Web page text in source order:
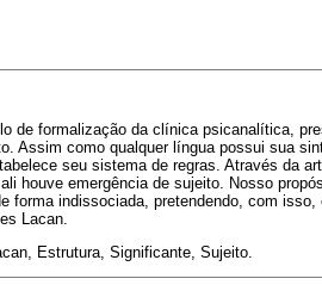
de formalização da clínica psicanalítica,
Assim como qualquer língua possui sua
seu sistema de regras. Através da
houve emergência de sujeito. Nosso
forma indissociada, pretendendo, com
Lacan.
Estrutura, Significante, Sujeito.